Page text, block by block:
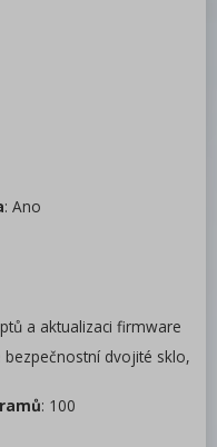
: Ano
a aktualizaci firmware
bezpečnostní dvojité sklo,
: 100